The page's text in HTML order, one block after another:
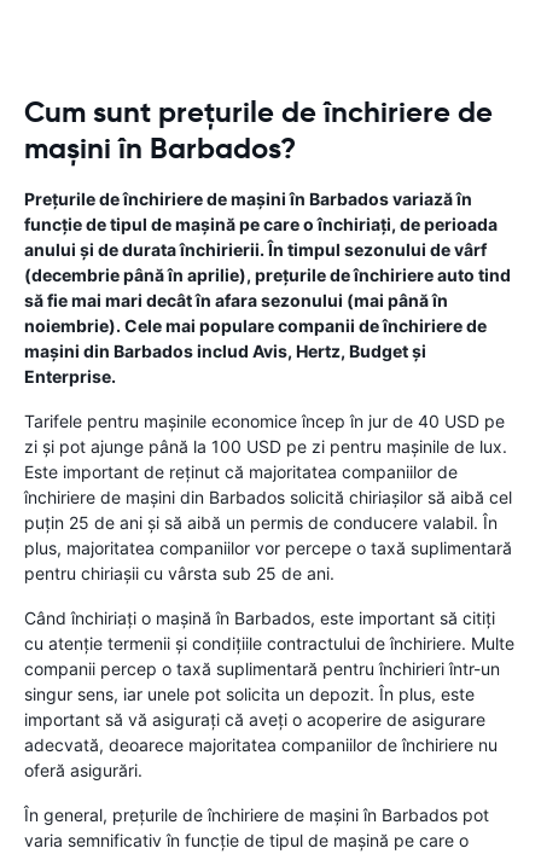
Cum sunt prețurile de închiriere de
mașini în Barbados?
Prețurile de închiriere de mașini în Barbados variază în
funcție de tipul de mașină pe care o închiriați, de perioada
anului și de durata închirierii. În timpul sezonului de vârf
(decembrie până în aprilie), prețurile de închiriere auto tind
să fie mai mari decât în ​​afara sezonului (mai până în
noiembrie). Cele mai populare companii de închiriere de
mașini din Barbados includ Avis, Hertz, Budget și
Enterprise.
Tarifele pentru mașinile economice încep în jur de 40 USD pe
zi și pot ajunge până la 100 USD pe zi pentru mașinile de lux.
Este important de reținut că majoritatea companiilor de
închiriere de mașini din Barbados solicită chiriașilor să aibă cel
puțin 25 de ani și să aibă un permis de conducere valabil. În
plus, majoritatea companiilor vor percepe o taxă suplimentară
pentru chiriașii cu vârsta sub 25 de ani.
Când închiriați o mașină în Barbados, este important să citiți
cu atenție termenii și condițiile contractului de închiriere. Multe
companii percep o taxă suplimentară pentru închirieri într-un
singur sens, iar unele pot solicita un depozit. În plus, este
important să vă asigurați că aveți o acoperire de asigurare
adecvată, deoarece majoritatea companiilor de închiriere nu
oferă asigurări.
În general, prețurile de închiriere de mașini în Barbados pot
varia semnificativ în funcție de tipul de mașină pe care o